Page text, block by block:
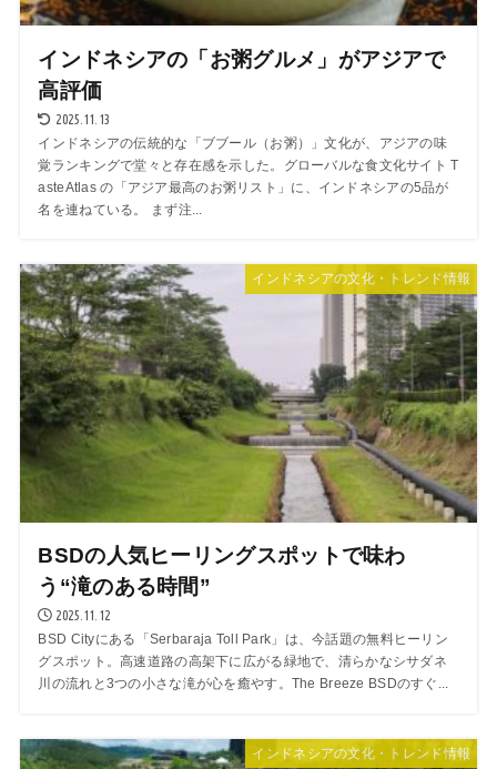
インドネシアの「お粥グルメ」がアジアで
高評価
2025.11.13
インドネシアの伝統的な「ブブール（お粥）」文化が、アジアの味
覚ランキングで堂々と存在感を示した。グローバルな食文化サイト T
asteAtlas の「アジア最高のお粥リスト」に、インドネシアの5品が
名を連ねている。 まず注...
インドネシアの文化・トレンド情報
BSDの人気ヒーリングスポットで味わ
う“滝のある時間”
2025.11.12
BSD Cityにある「Serbaraja Toll Park」は、今話題の無料ヒーリン
グスポット。高速道路の高架下に広がる緑地で、清らかなシサダネ
川の流れと3つの小さな滝が心を癒やす。The Breeze BSDのすぐ...
インドネシアの文化・トレンド情報